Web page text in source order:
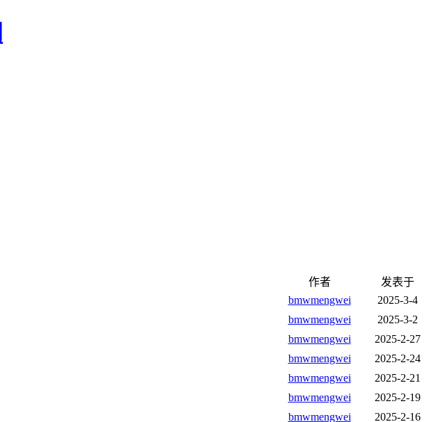
作者
发表于
bmwmengwei
2025-3-4
bmwmengwei
2025-3-2
bmwmengwei
2025-2-27
bmwmengwei
2025-2-24
bmwmengwei
2025-2-21
bmwmengwei
2025-2-19
bmwmengwei
2025-2-16